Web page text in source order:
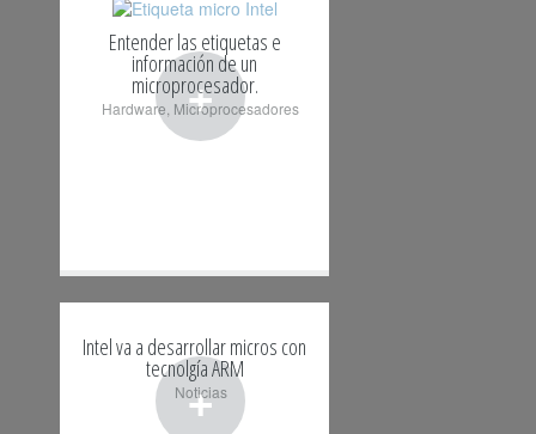
+
Entender las etiquetas e
información de un
microprocesador.
Hardware Microprocesadores
+
Intel va a desarrollar micros con
tecnolgía ARM
Noticias